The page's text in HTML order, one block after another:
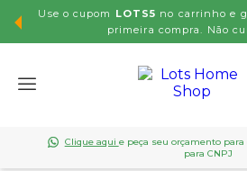
Use o cupom LOTS5 no carrinho e
primeira compra. Não
Clique aqui e peça seu orçamento
para CNPJ